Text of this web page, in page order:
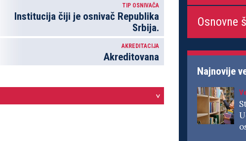
TIP OSNIVAČA
Institucija čiji je osnivač Republika
Srbija.
AKREDITACIJA
Akreditovana
>
Osnovne
Najnovije